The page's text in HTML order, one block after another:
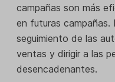
campañas son más
en futuras campañas.
seguimiento de las
ventas y dirigir a las
desencadenantes.